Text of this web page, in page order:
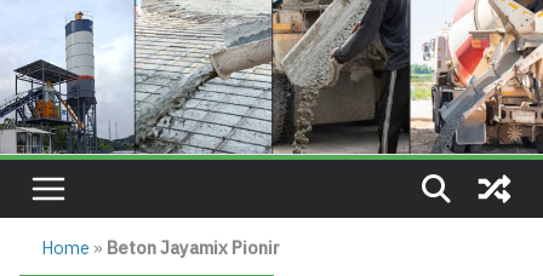
Home » Beton Jayamix Pionir